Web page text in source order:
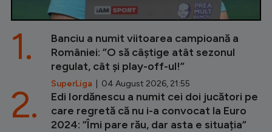
Banciu a numit viitoarea campioană a
României: ”O să câștige atât sezonul
regulat, cât și play-off-ul!”
SuperLiga | 04 August 2026, 21:55
1.
Edi Iordănescu a numit cei doi jucători pe
care regretă că nu i-a convocat la Euro
2024: ”Îmi pare rău, dar asta e situația”
2.